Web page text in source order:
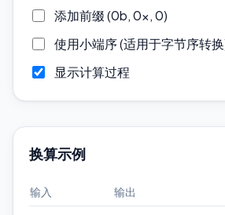
添加前缀 (0b, 0x, 0)
使用小端序 (适用于字节序转
显示计算过程
换算示例
输入 输出